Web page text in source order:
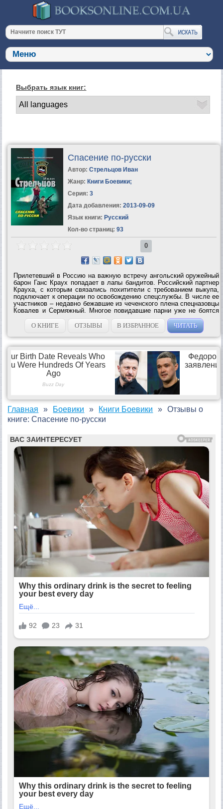
Выбрать язык книг:
Спасение по-русски
Автор: Стрельцов Иван
Жанр: Книги Боевики;
Серия: 3
Дата добавления: 2013-09-09
Язык книги: Русский
Кол-во страниц: 93
0
Прилетевший в Россию на важную встречу ангольский оружейный
барон Ганс Краух попадает в лапы бандитов. Российский партнер
Крауха, с которым связались похитители с требованием выкупа,
подключает к операции по освобождению спецслужбы. В числе ее
участников – недавно бежавшие из чеченского плена спецназовцы
Ковалев и Сермяжный. Многое повидавшие парни уже не боятся
ничего, так что у африканского воротилы появился серьезный
шанс на...О КНИГЕ ОТЗЫВЫ В ИЗБРАННОЕ ЧИТАТЬ
Главная Боевики Книги Боевики
Отзывы о
книге: Спасение по-русски